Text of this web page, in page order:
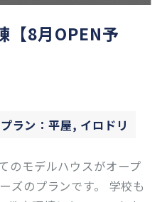
8月OPEN予
プラン：平屋, イロドリ
のモデルハウスがオープ
ズのプランです。 学校も